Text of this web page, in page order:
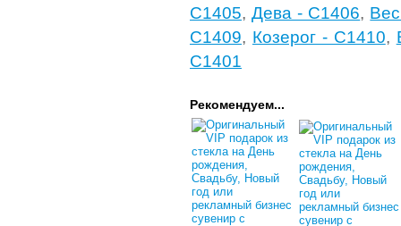
C1405,Дева - C1406,
C1409, Козерог - C1410,
C1401
Рекомендуем...